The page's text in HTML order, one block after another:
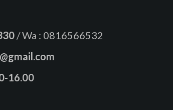
/ Wa : 0816566532
16.00